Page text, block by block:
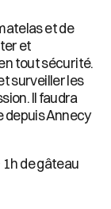
et de
et
tout sécurité.
surveiller les
Il faudra
depuis Annecy
de gâteau